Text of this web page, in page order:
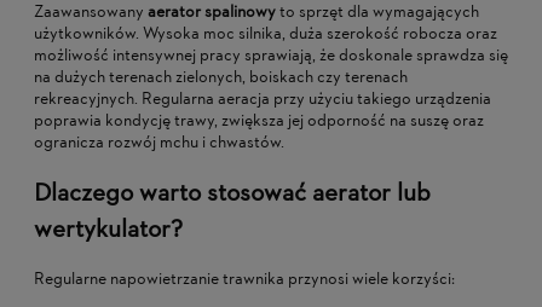
Zaawansowany aerator spalinowyto sprzęt dla wymagających
użytkowników. Wysoka moc silnika, duża szerokość robocza oraz
możliwość intensywnej pracy sprawiają, że doskonale sprawdza się
na dużych terenach zielonych, boiskach czy terenach
rekreacyjnych. Regularna aeracja przy użyciu takiego urządzenia
poprawia kondycję trawy, zwiększa jej odporność na suszę oraz
ogranicza rozwój mchu i chwastów.
Dlaczego warto stosować aerator lub
wertykulator?
Regularne napowietrzanie trawnika przynosi wiele korzyści: